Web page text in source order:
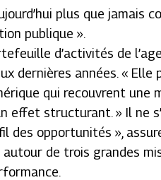
plus que jamais
publique ».
d’activités de
dernières années. «
qui recouvrent une
effet structurant. » Il ne
des opportunités »,
de trois grandes